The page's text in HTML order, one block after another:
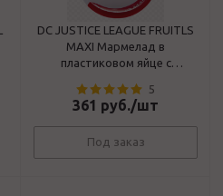
DC JUSTICE LEAGUE FRUITLS
MAXI Мармелад в
пластиковом яйце с
5
361 руб./шт
Под заказ